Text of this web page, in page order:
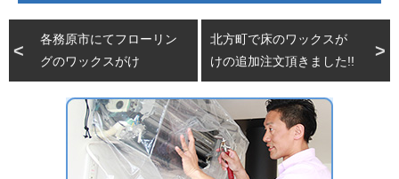
各務原市にてフローリン
グのワックスがけ
北方町で床のワックスが
けの追加注文頂きました!!